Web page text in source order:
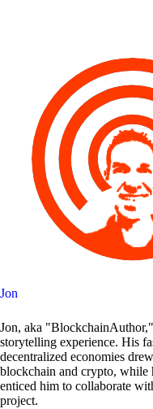
Jon
Jon, aka
storytelling experience. His
decentralized economies
blockchain and crypto, while
enticed him to collaborate
project.